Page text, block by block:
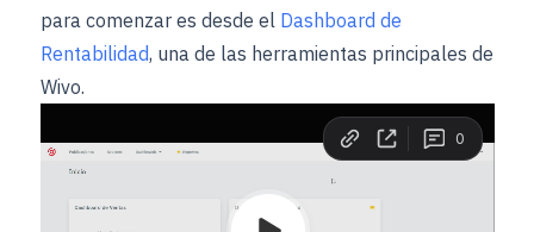
para comenzar es desde el Dashboard de
Rentabilidad, una de las herramientas principales de
Wivo.